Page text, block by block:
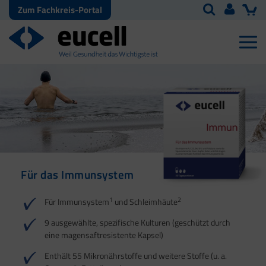
Zum Fachkreis-Portal
Für das Immunsystem
Für Immunsystem1 und Schleimhäute2
9 ausgewählte, spezifische Kulturen (geschützt durch
eine magensaftresistente Kapsel)
Enthält 55 Mikronährstoffe und weitere Stoffe (u. a.
Für Haut, Haare und
4
Für Ihre natürliche